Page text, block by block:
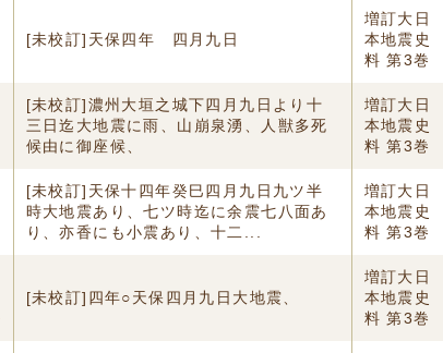
[未校訂]天保四年 四月九日
増訂大日
本地震史
料 第3巻
[未校訂]濃州大垣之城下四月九日より十
三日迄大地震に雨、山崩泉湧、人獣多死
候由に御座候、
増訂大日
本地震史
料 第3巻
[未校訂]天保十四年癸巳四月九日九ツ半
時大地震あり、七ツ時迄に余震七八面あ
り、亦香にも小震あり、十二...
増訂大日
本地震史
料 第3巻
[未校訂]四年○天保四月九日大地震、
増訂大日
本地震史
料 第3巻